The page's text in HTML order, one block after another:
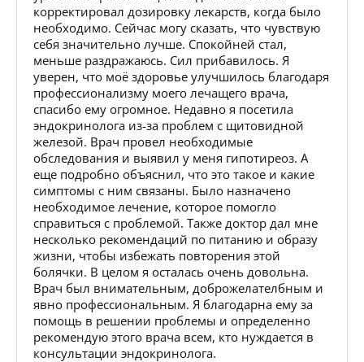
корректировал дозировку лекарств, когда было
необходимо. Сейчас могу сказать, что чувствую
себя значительно лучше. Спокойней стал,
меньше раздражаюсь. Сил прибавилось. Я
уверен, что моё здоровье улучшилось благодаря
профессионализму моего лечащего врача,
спасибо ему огромное. Недавно я посетила
эндокринолога из-за проблем с щитовидной
железой. Врач провел необходимые
обследования и выявил у меня гипотиреоз. А
еще подробно объяснил, что это такое и какие
симптомы с ним связаны. Было назначено
необходимое лечение, которое помогло
справиться с проблемой. Также доктор дал мне
несколько рекомендаций по питанию и образу
жизни, чтобы избежать повторения этой
болячки. В целом я осталась очень довольна.
Врач был внимательным, доброжелателбным и
явно профессиональным. Я благодарна ему за
помощь в решении проблемы и определенно
рекомендую этого врача всем, кто нуждается в
консультации эндокринолога.